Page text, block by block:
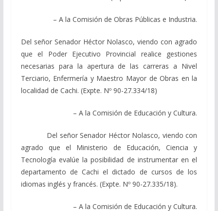
– A la Comisión de Obras Públicas e Industria.
Del señor Senador Héctor Nolasco, viendo con agrado
que el Poder Ejecutivo Provincial realice gestiones
necesarias para la apertura de las carreras a Nivel
Terciario, Enfermería y Maestro Mayor de Obras en la
localidad de Cachi. (Expte. Nº 90-27.334/18)
– A la Comisión de Educación y Cultura.
Del señor Senador Héctor Nolasco, viendo con
agrado que el Ministerio de Educación, Ciencia y
Tecnología evalúe la posibilidad de instrumentar en el
departamento de Cachi el dictado de cursos de los
idiomas inglés y francés. (Expte. Nº 90-27.335/18).
– A la Comisión de Educación y Cultura.